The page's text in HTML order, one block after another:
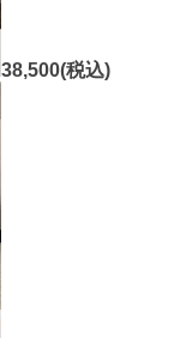
38,500(税込)